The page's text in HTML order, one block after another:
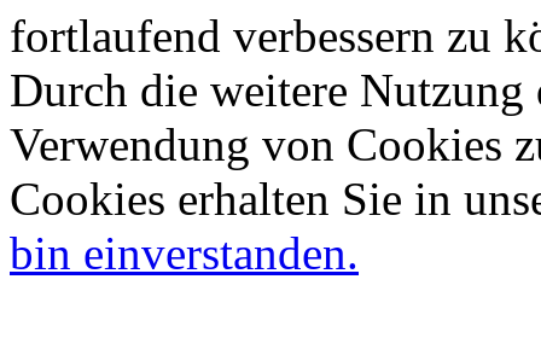
fortlaufend verbessern zu
Durch die weitere Nutzung
Verwendung von Cookies
Cookies erhalten Sie in
bin einverstanden.